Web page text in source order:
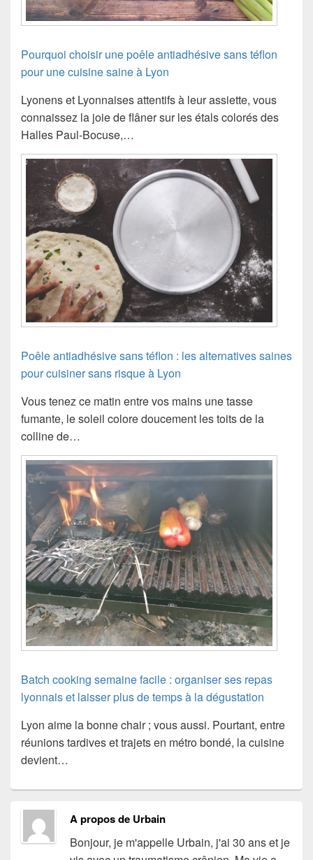
Pourquoi choisir une poêle antiadhésive sans téflon
pour une cuisine saine à Lyon
Lyonens et Lyonnaises attentifs à leur assiette, vous
connaissez la joie de flâner sur les étals colorés des
Halles Paul-Bocuse,…
Poêle antiadhésive sans téflon : les alternatives saines
pour cuisiner sans risque à Lyon
Vous tenez ce matin entre vos mains une tasse
fumante, le soleil colore doucement les toits de la
colline de…
Batch cooking semaine facile : organiser ses repas
lyonnais et laisser plus de temps à la dégustation
Lyon aime la bonne chair ; vous aussi. Pourtant, entre
réunions tardives et trajets en métro bondé, la cuisine
devient…
A propos de Urbain
Bonjour, je m'appelle Urbain, j'ai 30 ans et je